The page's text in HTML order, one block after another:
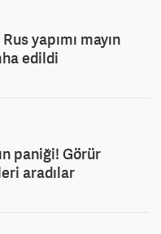
yapımı mayın
edildi
paniği! Görür
aradılar